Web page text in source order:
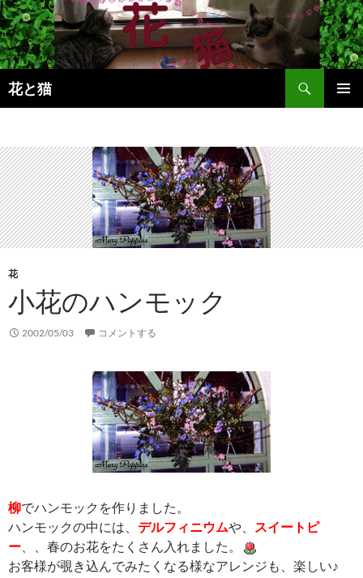
コ
ン
テ
ン
ツ
へ
キ
ッ
プ
花と猫
検
索
花
小花のハンモック
2002/05/03 コメントする
柳でハンモックを作りました。
ハンモックの中には、 デルフィニウムや、
スイートピ
ー 、、春のお花をたくさん入れました。
お客様が覗き込んでみたくなる様なアレンジも、楽しい♪